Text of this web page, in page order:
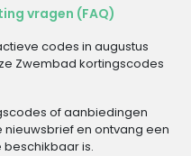
vragen (FAQ)
codes in augustus
Zwembad kortingscodes
of aanbiedingen
en ontvang een
is.